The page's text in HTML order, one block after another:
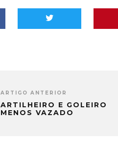
ARTIGO ANTERIOR
ARTILHEIRO E GOLEIRO
MENOS VAZADO